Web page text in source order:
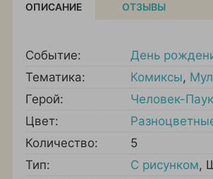
ОПИСАНИЕ ОТЗЫВЫ
Событие:
День
Тематика:
Комиксы,
Герой:
Человек-Паук
Цвет:
Количество:
5
Тип:
С рисунком,